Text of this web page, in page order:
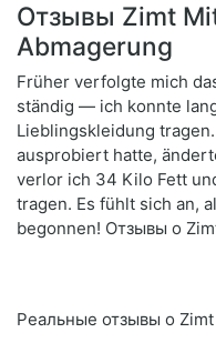
Отзывы Zimt
Abmagerung
Früher verfolgte mich
ständig — ich konnte
Lieblingskleidung
ausprobiert hatte,
verlor ich 34 Kilo Fett
tragen. Es fühlt sich an,
begonnen! Отзывы о
Реальные отзывы о